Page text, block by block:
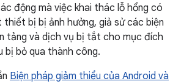
động mà việc khai thác lỗ hổng có
bị bị ảnh hưởng, giả sử các biện
tảng và dịch vụ bị tắt cho mục đích
bị bỏ qua thành công.
Biện pháp giảm thiểu của Android và